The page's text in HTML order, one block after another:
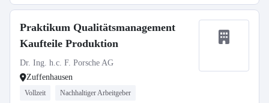
Praktikum Qualitätsmanagement
Kaufteile Produktion
Dr. Ing. h.c. F. Porsche AG
Zuffenhausen
Vollzeit Nachhaltiger Arbeitgeber